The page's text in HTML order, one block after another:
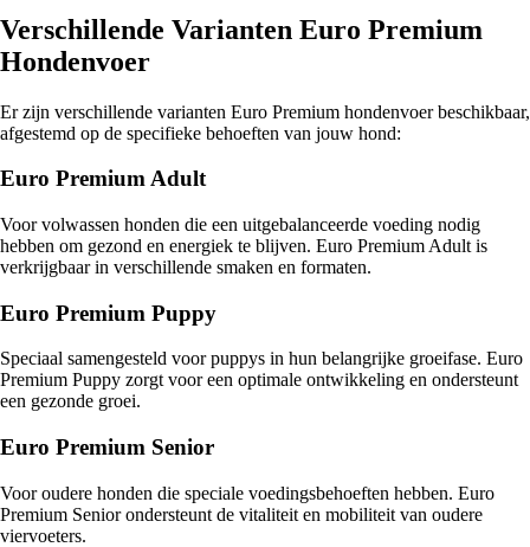
Verschillende Varianten Euro Premium
Hondenvoer
Er zijn verschillende varianten Euro Premium hondenvoer beschikbaar,
afgestemd op de specifieke behoeften van jouw hond:
Euro Premium Adult
Voor volwassen honden die een uitgebalanceerde voeding nodig
hebben om gezond en energiek te blijven. Euro Premium Adult is
verkrijgbaar in verschillende smaken en formaten.
Euro Premium Puppy
Speciaal samengesteld voor puppys in hun belangrijke groeifase. Euro
Premium Puppy zorgt voor een optimale ontwikkeling en ondersteunt
een gezonde groei.
Euro Premium Senior
Voor oudere honden die speciale voedingsbehoeften hebben. Euro
Premium Senior ondersteunt de vitaliteit en mobiliteit van oudere
viervoeters.